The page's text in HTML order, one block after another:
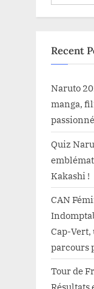
Recent
Naruto
manga,
Quiz
Kakashi !
CAN
Cap-
parcours
Tour de
Résultats